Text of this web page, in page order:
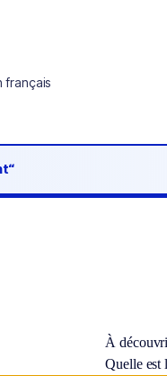
français
À
Quelle est